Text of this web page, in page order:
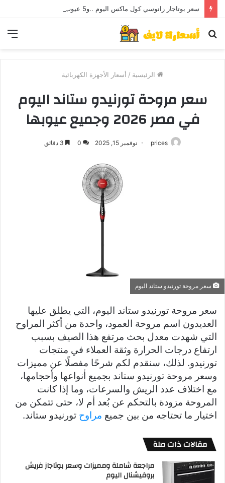
سعر بوتاجاز زانوسي كول ماكس اليوم ..و5 عيوب
بحث
الرئيسية / أسعار الأجهزة الكهربائية
سعر مروحة تورنيدو ستاند اليوم
في مصر 2026 وجميع عيوبها
prices نوفمبر 15, 2025 0
سعر مروحة تورنيدو ستاند اليوم
سعر مروحة تورنيدو ستاند اليوم، التي يطلق عليها
العديدون اسم مروحة العمود، واحدة من أكثر المراوح
التي شهدت معدل بحث مرتفع هذا الصيف بسبب
ارتفاع درجات الحرارة وثقة العملاء في منتجات
تورنيدو. لذلك، سنقدم لكم شرحًا مفصلًا عن مميزات
وسعر مروحة تورنيدو ستاند بجميع أنواعها وأحجامها،
مع اختلاف عدد الريش والسرعات، وما إذا كانت
المروحة مزودة بالتحكم عن بُعد أم لا، حتى تتمكن من
اختيار ما تحتاجه من بين جميع مراوح تورنيدو ستاند.
مقالات ذات صلة
مراجعة شاملة ومميزات وسعر بوتاجاز فريش
بروفيشنال اليوم